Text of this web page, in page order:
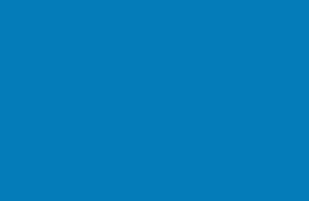
der WDR mediagroup. Offene